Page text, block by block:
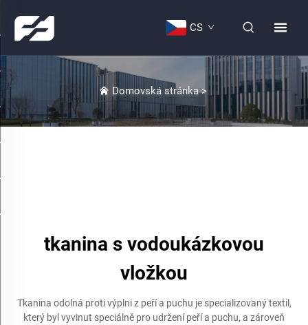
CS
Domovská stránka>
tkanina s vodoukázkovou
vložkou
Tkanina odolná proti výplni z peří a puchu je specializovaný textil,
který byl vyvinut speciálně pro udržení peří a puchu, a zároveň